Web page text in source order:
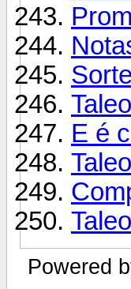
E é
Powered